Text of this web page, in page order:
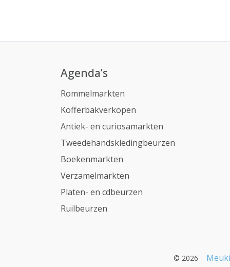
Agenda’s
Rommelmarkten
Kofferbakverkopen
Antiek- en curiosamarkten
Tweedehandskledingbeurzen
Boekenmarkten
Verzamelmarkten
Platen- en cdbeurzen
Ruilbeurzen
© 2026